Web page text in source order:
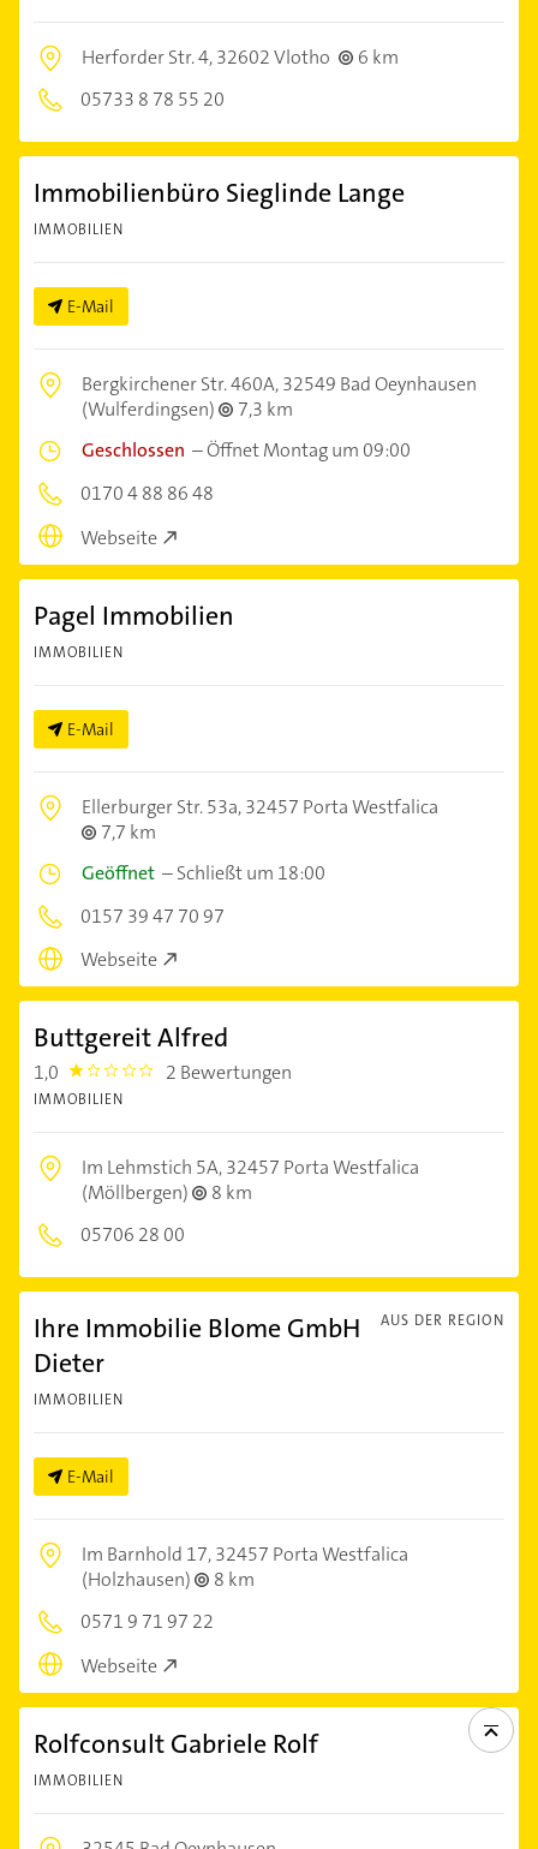
Herforder Str. 4,32602 Vlotho
6 km
05733 8 78 55 20
Immobilienbüro Sieglinde Lange
IMMOBILIEN
E-Mail
Bergkirchener Str. 460A,32549 Bad Oeynhausen
(Wulferdingsen)
7,3 km
Geschlossen –Öffnet Montag um 09:00
0170 4 88 86 48
Webseite
Pagel Immobilien
IMMOBILIEN
E-Mail
Ellerburger Str. 53a,32457 Porta Westfalica
7,7 km
Geöffnet –Schließt um 18:00
0157 39 47 70 97
Webseite
Buttgereit Alfred
1,0 1.0 2 Bewertungen
IMMOBILIEN
Im Lehmstich 5A,32457 Porta Westfalica
(Möllbergen)
8 km
05706 28 00
AUS DER REGION
Ihre Immobilie Blome GmbH
Dieter
IMMOBILIEN
E-Mail
Im Barnhold 17,32457 Porta Westfalica
(Holzhausen)
8 km
0571 9 71 97 22
Webseite
Rolfconsult Gabriele Rolf
IMMOBILIEN